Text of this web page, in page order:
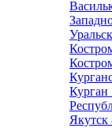
Уральск
Курган
Якутск